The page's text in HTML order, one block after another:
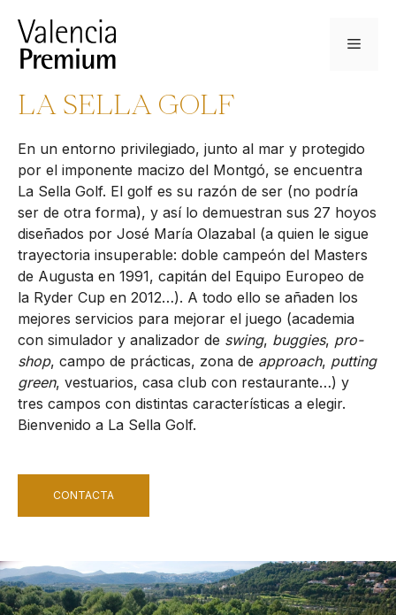
contenido
Menú
LA SELLA GOLF
En un entorno privilegiado, junto al mar y protegido
por el imponente macizo del Montgó, se encuentra
La Sella Golf. El golf es su razón de ser (no podría
ser de otra forma), y así lo demuestran sus 27 hoyos
diseñados por José María Olazabal (a quien le sigue
trayectoria insuperable: doble campeón del Masters
de Augusta en 1991, capitán del Equipo Europeo de
la Ryder Cup en 2012…). A todo ello se añaden los
mejores servicios para mejorar el juego (academia
con simulador y analizador de swing, buggies, pro-
shop, campo de prácticas, zona de approach, putting
green, vestuarios, casa club con restaurante…) y
tres campos con distintas características a elegir.
Bienvenido a La Sella Golf.
CONTACTA